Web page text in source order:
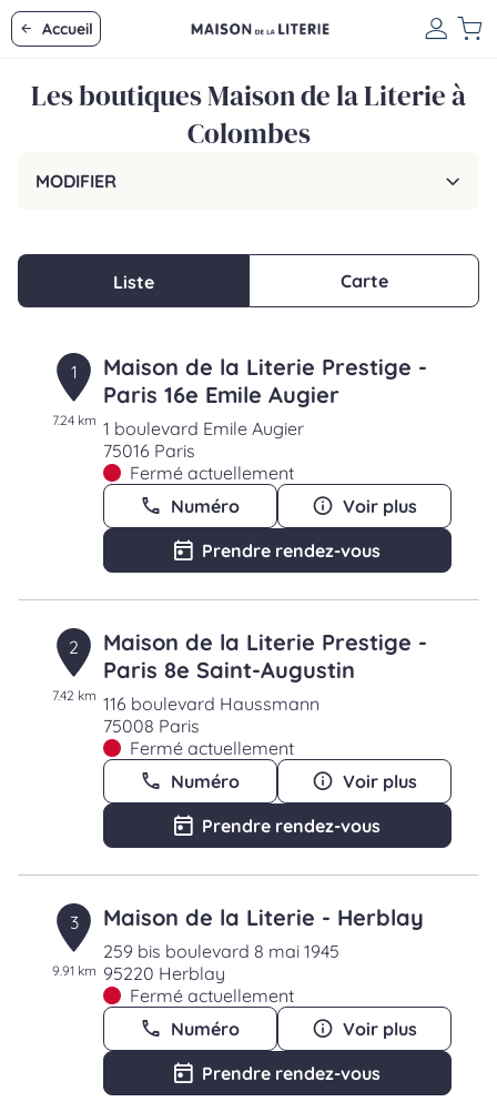
Accueil
Les boutiques Maison de la Literie à
Colombes
MODIFIER
Liste Carte
1
7.24 km
Maison de la Literie Prestige -
Paris 16e Emile Augier
1 boulevard Emile Augier
75016 Paris
Fermé actuellement
Numéro
Voir plus
Prendre rendez-vous
2
7.42 km
Maison de la Literie Prestige -
Paris 8e Saint-Augustin
116 boulevard Haussmann
75008 Paris
Fermé actuellement
Numéro
Voir plus
Prendre rendez-vous
3
9.91 km
Maison de la Literie - Herblay
259 bis boulevard 8 mai 1945
95220 Herblay
Fermé actuellement
Numéro
Voir plus
Prendre rendez-vous